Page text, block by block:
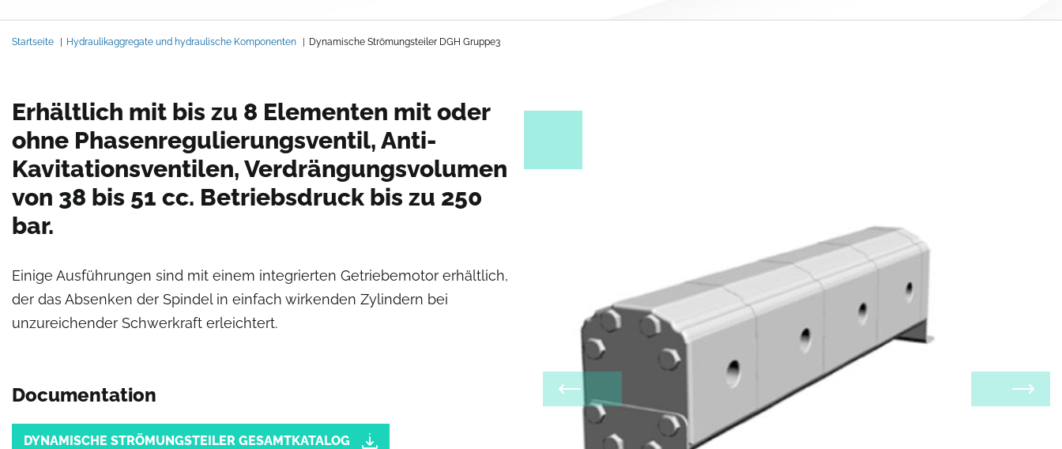
Pfadnavigation
Startseite Hydraulikaggregate und hydraulische Komponenten Dynamische Strömungsteiler DGH Gruppe3
Erhältlich mit bis zu 8 Elementen mit oder
ohne Phasenregulierungsventil, Anti-
Kavitationsventilen, Verdrängungsvolumen
von 38 bis 51 cc. Betriebsdruck bis zu 250
bar.
Einige Ausführungen sind mit einem integrierten Getriebemotor erhältlich,
der das Absenken der Spindel in einfach wirkenden Zylindern bei
unzureichender Schwerkraft erleichtert.
Documentation
Document
DYNAMISCHE STRÖMUNGSTEILER GESAMTKATALOG